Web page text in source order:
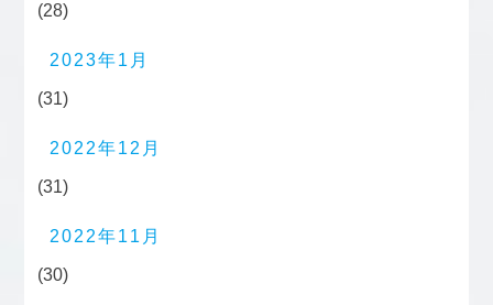
(28)
2023年1月
(31)
2022年12月
(31)
2022年11月
(30)